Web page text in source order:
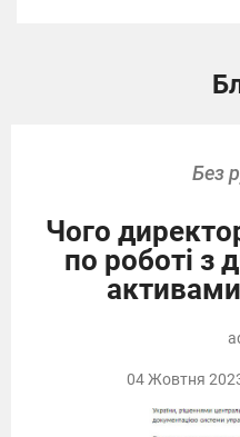
Без
Чого
по роботі з
04 Жовтня